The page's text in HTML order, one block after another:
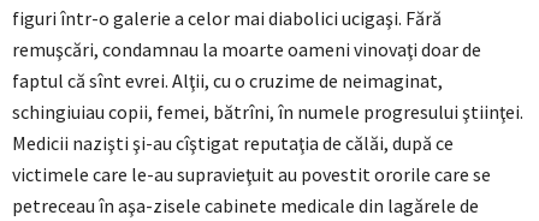
figuri într-o galerie a celor mai diabolici ucigaşi. Fără
remuşcări, condamnau la moarte oameni vinovaţi doar de
faptul că sînt evrei. Alţii, cu o cruzime de neimaginat,
schingiuiau copii, femei, bătrîni, în numele progresului ştiinţei.
Medicii nazişti şi-au cîştigat reputaţia de călăi, după ce
victimele care le-au supravieţuit au povestit ororile care se
petreceau în aşa-zisele cabinete medicale din lagărele de